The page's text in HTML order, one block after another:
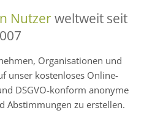
Nutzerweltweit seit
Organisationen und
unser kostenloses Online-
DSGVO-konform anonyme
Abstimmungen zu erstellen.